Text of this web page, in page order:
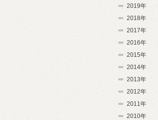
2019年
2018年
2017年
2016年
2015年
2014年
2013年
2012年
2011年
2010年